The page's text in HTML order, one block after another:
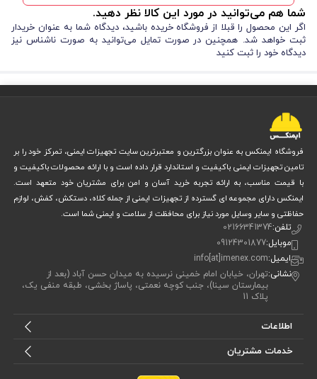
سایز
M, XL, X
مقاومت در برابر
روغن‌ها، اسیدها، حلال‌ها، سوراخ شدن
مناسب برای
استاندارد ایمنی
EN388
ضد حساسیت
پایداری دمایی
ویژگی‌های
اضافی
مقاوم در برابر پارگی و پوسیدگی
تولید ایران
شما هم می‌توانید در مورد این کالا نظر دهید.
اگر این محصول را قبلا از فروشگاه خریده باشید، دیدگاه شما به عنوان خریدار
ثبت خواهد شد. همچنین در صورت تمایل می‌توانید به صورت ناشناس نیز
دیدگاه خود را ثبت کنید
فروشگاه ایمنکس به عنوان بزرگترین و معتبرترین سایت تجهیزات ایمنی، تمرکز خود را بر
تامین تجهیزات ایمنی باکیفیت و استاندارد قرار داده است و با ارائه محصولات باکیفیت و
با قیمت مناسب، به ارائه تجربه خرید آسان و امن برای مشتریان خود متعهد است.
ایمنکس دارای مجموعه ای گسترده از تجهیزات ایمنی از جمله کلاه، دستکش، کفش، لوازم
حفاظتی و سایر وسایل مورد نیاز برای محافظت از سلامت و ایمنی شما است.
تلفن:02166341374
موبایل:09124301877
ایمیل:info[at]imenex.com
نشانی:تهران، خیابان امام خمینی نرسیده به میدان حسن آباد (بعد از
بیمارستان سینا)، جنب کوچه نعمتی، پاساژ بخشی، طبقه منفی یک،
پلاک 11
اطلاعات
خدمات مشتریان